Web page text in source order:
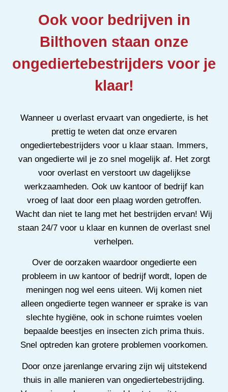
Ook voor bedrijven in
Bilthoven staan onze
ongediertebestrijders voor je
klaar!
Wanneer u overlast ervaart van ongedierte, is het
prettig te weten dat onze ervaren
ongediertebestrijders voor u klaar staan. Immers,
van ongedierte wil je zo snel mogelijk af. Het zorgt
voor overlast en verstoort uw dagelijkse
werkzaamheden. Ook uw kantoor of bedrijf kan
vroeg of laat door een plaag worden getroffen.
Wacht dan niet te lang met het bestrijden ervan! Wij
staan 24/7 voor u klaar en kunnen de overlast snel
verhelpen.
Over de oorzaken waardoor ongedierte een
probleem in uw kantoor of bedrijf wordt, lopen de
meningen nog wel eens uiteen. Wij komen niet
alleen ongedierte tegen wanneer er sprake is van
slechte hygiëne, ook in schone ruimtes voelen
bepaalde beestjes en insecten zich prima thuis.
Snel optreden kan grotere problemen voorkomen.
Door onze jarenlange ervaring zijn wij uitstekend
thuis in alle manieren van ongediertebestrijding.